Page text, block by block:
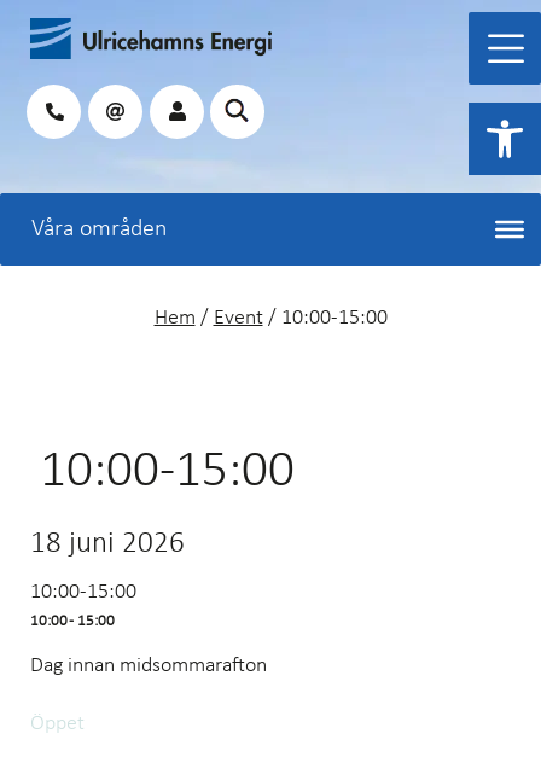
Hoppa
innehåll
Sök
Hem / Event/ 10:00-15:00
10:00-15:00
18 juni 2026
10:00-15:00
10:00 - 15:00
Dag innan midsommarafton
Öppet